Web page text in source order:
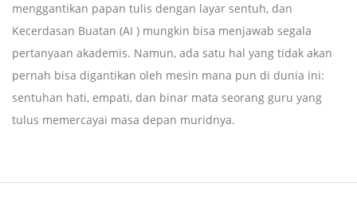
menggantikan papan tulis dengan layar sentuh, dan
Kecerdasan Buatan (AI ) mungkin bisa menjawab segala
pertanyaan akademis. Namun, ada satu hal yang tidak akan
pernah bisa digantikan oleh mesin mana pun di dunia ini:
sentuhan hati, empati, dan binar mata seorang guru yang
tulus memercayai masa depan muridnya.